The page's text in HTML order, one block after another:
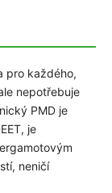
pro každého,
nepotřebuje
PMD je
je
neničí